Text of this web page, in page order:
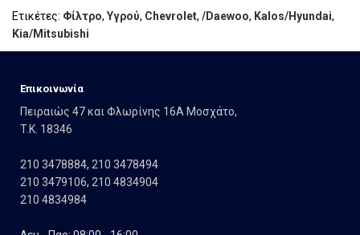
Ετικέτες: Φίλτρο, Υγρού, Chevrolet, /Daewoo, Kalos/Hyundai,
Kia/Mitsubishi
Eπικοινωνία
Πειραιώς 47 και Φλωρίνης 16Α Μοσχάτο,
T.K. 18346
210 3478884, 210 3478494
210 3479106, 210 4834904
210 4834984